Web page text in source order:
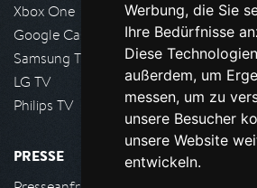
Werbung, die Sie
Ihre Bedürfnisse
Diese
außerdem, um
messen, um zu
unsere Besucher
unsere Website
entwickeln.
Xbox One
Google Cast
Samsung TV
LG TV
Philips TV
PRESSE